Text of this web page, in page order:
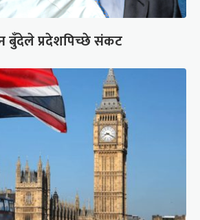
बुँदेले प्रदेशपिच्छे संकट